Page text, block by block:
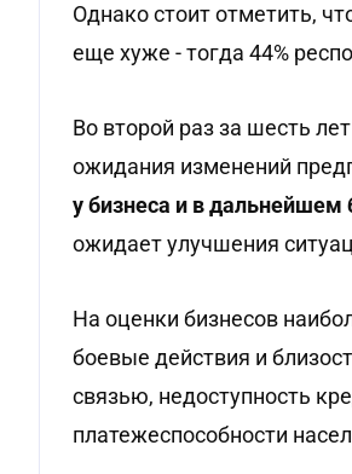
Однако стоит отметить,
еще хуже - тогда 44%
Во второй раз за шесть
ожидания изменений
у бизнеса и в дальнейшем
ожидает улучшения
На оценки бизнесов
боевые действия и
связью, недоступность
платежеспособности